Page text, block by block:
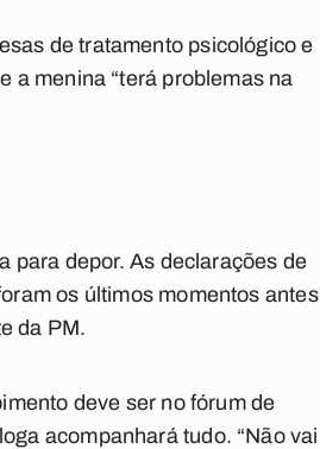
de tratamento psicológico e
a menina “terá problemas na
para depor. As declarações de
os últimos momentos antes
da PM.
deve ser no fórum de
acompanhará tudo. “Não vai